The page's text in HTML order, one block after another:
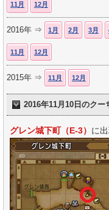
11月 12月
2016年 ⇒ 1月 2月 3月
11月 12月
2015年 ⇒ 11月 12月
2016年11月10日のクー
グレン城下町（E-3） に出